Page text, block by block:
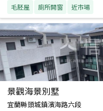
毛胚屋 廁所開窗 近市場
景觀海景別墅
宜蘭縣頭城鎮濱海路六段